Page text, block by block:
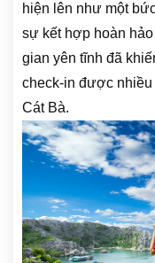
hiện lên như một
sự kết hợp hoàn
gian yên tĩnh đã
check-in được nhiều
Cát Bà.